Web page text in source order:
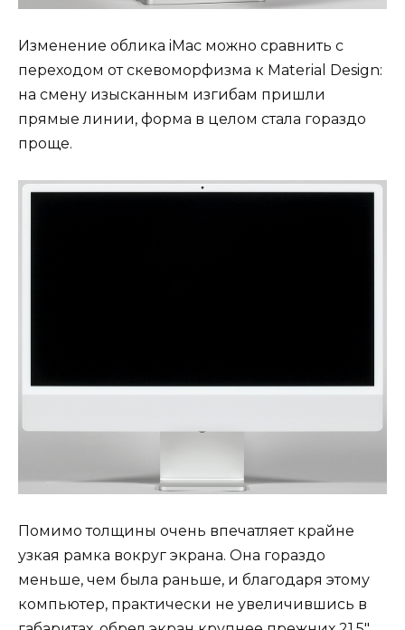
Изменение облика iMac можно сравнить с
переходом от скевоморфизма к Material Design:
на смену изысканным изгибам пришли
прямые линии, форма в целом стала гораздо
проще.
Помимо толщины очень впечатляет крайне
узкая рамка вокруг экрана. Она гораздо
меньше, чем была раньше, и благодаря этому
компьютер, практически не увеличившись в